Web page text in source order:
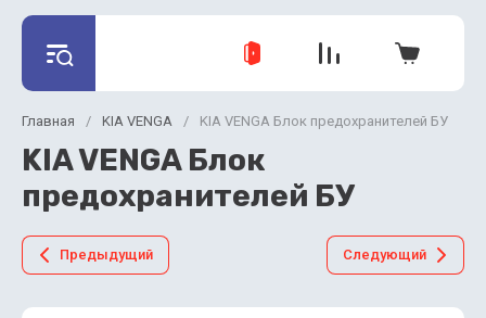
Главная / KIA VENGA / KIA VENGA Блок предохранителей БУ
KIA VENGA Блок
предохранителей БУ
Предыдущий Следующий